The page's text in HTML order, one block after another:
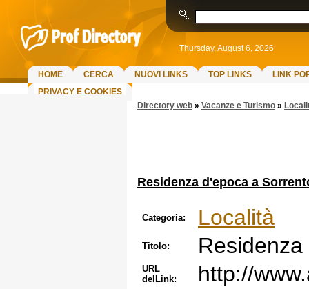
Thursday, August 6, 2026
HOME CERCA NUOVI LINKS TOP LINKS
LINK
PRIVACY E COOKIES
Directory web » Vacanze e Turismo »
Residenza d'epoca a
Categoria: Località
Titolo:
URL
delLink:
http://